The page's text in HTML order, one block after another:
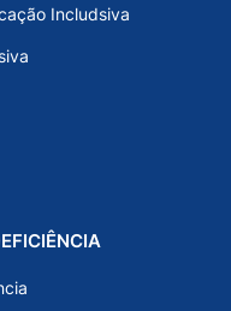
Includsiva